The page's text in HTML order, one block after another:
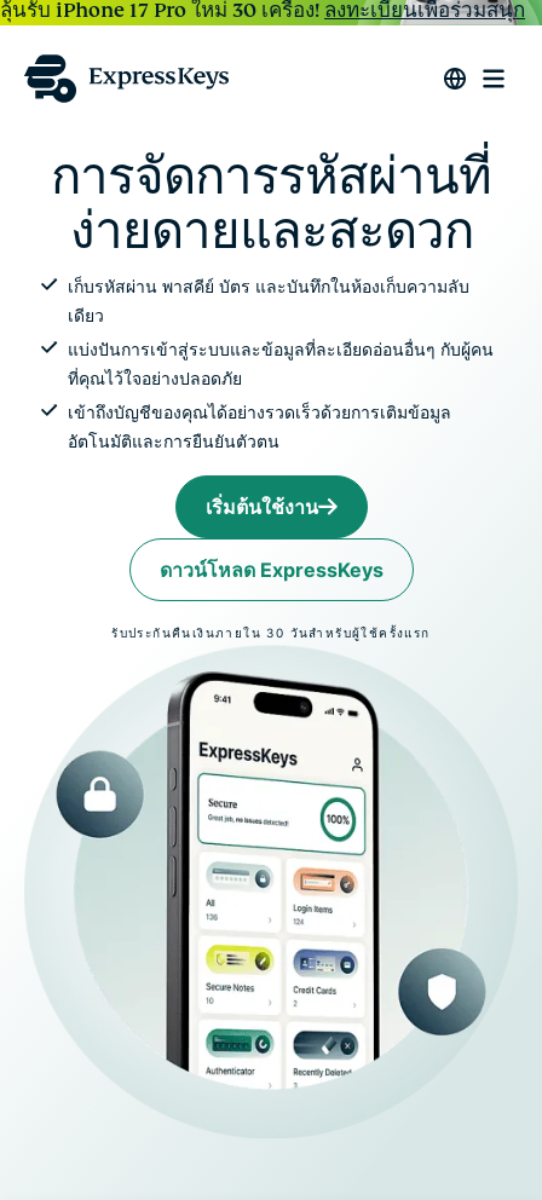
ลุ้นรับ iPhone 17 Pro ใหม่ 30 เครื่อง! ลงทะเบียนเพื่อร่วมสนุก
การจัดการรหัสผ่านที่
ง่ายดายและสะดวก
เก็บรหัสผ่าน พาสคีย์ บัตร และบันทึกในห้องเก็บความลับ
เดียว
แบ่งปันการเข้าสู่ระบบและข้อมูลที่ละเอียดอ่อนอื่นๆ กับผู้คน
ที่คุณไว้ใจอย่างปลอดภัย
เข้าถึงบัญชีของคุณได้อย่างรวดเร็วด้วยการเติมข้อมูล
อัตโนมัติและการยืนยันตัวตน
เริ่มต้นใช้งาน
ดาวน์โหลด ExpressKeys
รับประกันคืนเงินภายใน 30 วันสำหรับผู้ใช้ครั้งแรก